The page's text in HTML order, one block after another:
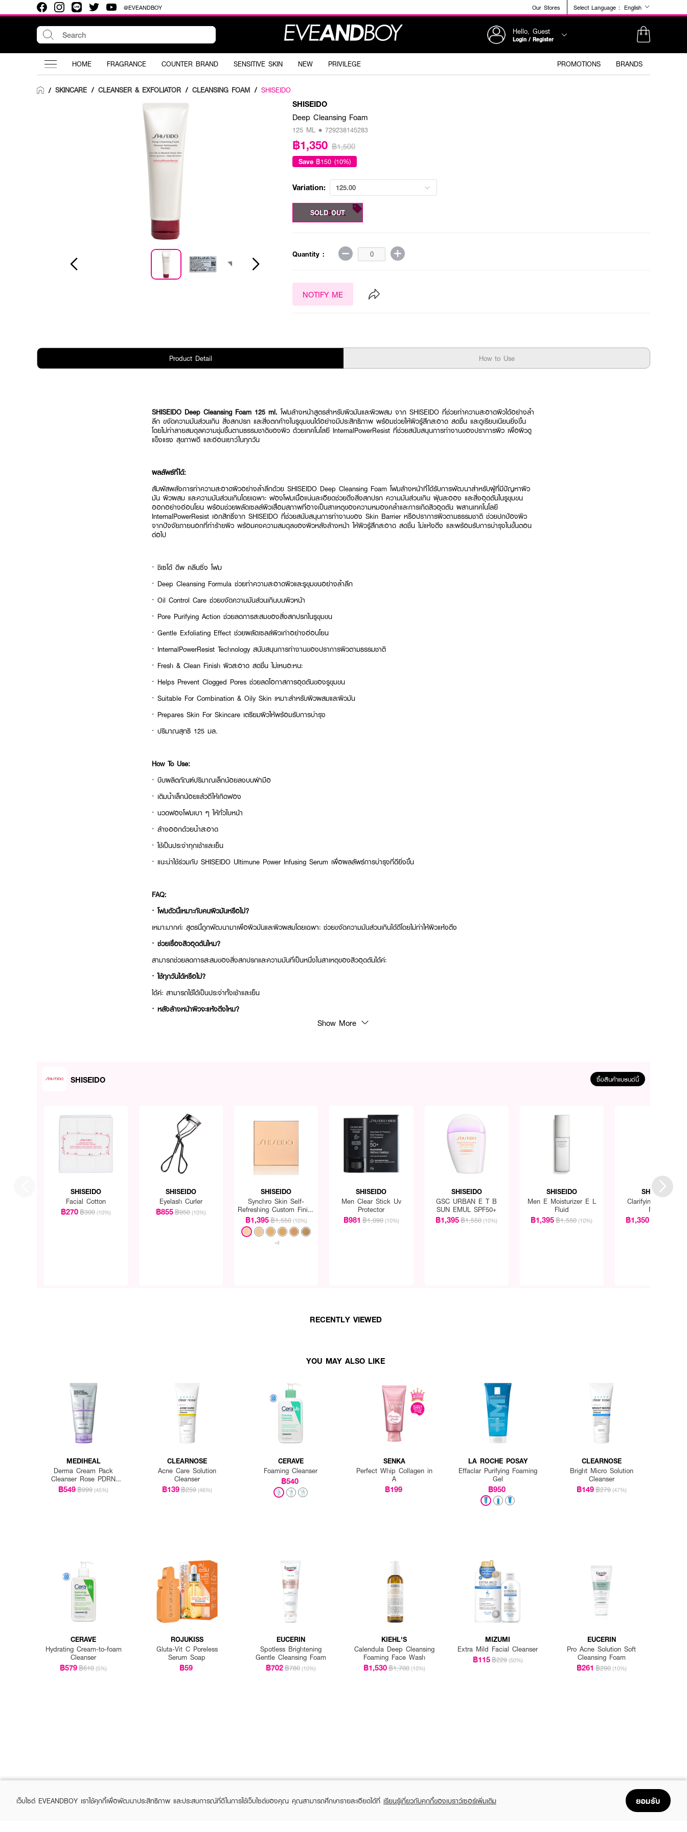
@EVEANDBOY Our Stores Select Language : English
Hello, Guest
Login / Register
HOME FRAGRANCE COUNTER BRAND SENSITIVE SKIN NEW PRIVILEGE PROMOTIONS BRANDS
/ SKINCARE / CLEANSER & EXFOLIATOR / CLEANSING FOAM / SHISEIDO
SHISEIDO
Deep Cleansing Foam
125 ML • 729238145283
฿1,350 ฿1,500
Save ฿150 (10%)
Variation: 125.00
125.00 ML
SOLD OUT
Quantity :
NOTIFY ME
Product Detail How to Use
SHISEIDO Deep Cleansing Foam 125 ml. โฟมล้างหน้าสูตรสำหรับผิวมันและผิวผสม จาก SHISEIDO ที่ช่วยทำความสะอาดผิวได้อย่างล้ำ
ลึก ขจัดความมันส่วนเกิน สิ่งสกปรก และสิ่งตกค้างในรูขุมขนได้อย่างมีประสิทธิภาพ พร้อมช่วยให้ผิวรู้สึกสะอาด สดชื่น และดูเรียบเนียนยิ่งขึ้น
โดยไม่ทำลายสมดุลความชุ่มชื้นตามธรรมชาติของผิว ด้วยเทคโนโลยี InternalPowerResist ที่ช่วยสนับสนุนการทำงานของปราการผิว เพื่อผิวดู
แข็งแรง สุขภาพดี และอ่อนเยาว์ในทุกวัน
ผลลัพธ์ที่ได้:
สัมผัสพลังการทำความสะอาดผิวอย่างล้ำลึกด้วย SHISEIDO Deep Cleansing Foam โฟมล้างหน้าที่ได้รับการพัฒนาสำหรับผู้ที่มีปัญหาผิว
มัน ผิวผสม และความมันส่วนเกินโดยเฉพาะ ฟองโฟมเนื้อแน่นละเอียดช่วยดึงสิ่งสกปรก ความมันส่วนเกิน ฝุ่นละออง และสิ่งอุดตันในรูขุมขน
ออกอย่างอ่อนโยน พร้อมช่วยผลัดเซลล์ผิวเสื่อมสภาพที่อาจเป็นสาเหตุของความหมองคล้ำและการเกิดสิวอุดตัน ผสานเทคโนโลยี
InternalPowerResist เอกสิทธิ์จาก SHISEIDO ที่ช่วยสนับสนุนการทำงานของ Skin Barrier หรือปราการผิวตามธรรมชาติ ช่วยปกป้องผิว
จากปัจจัยภายนอกที่ทำร้ายผิว พร้อมคงความสมดุลของผิวหลังล้างหน้า ให้ผิวรู้สึกสะอาด สดชื่น ไม่แห้งตึง และพร้อมรับการบำรุงในขั้นตอน
ต่อไป
· ชิเซโด้ ดีพ คลีนซิ่ง โฟม
· Deep Cleansing Formula ช่วยทำความสะอาดผิวและรูขุมขนอย่างล้ำลึก
· Oil Control Care ช่วยขจัดความมันส่วนเกินบนผิวหน้า
· Pore Purifying Action ช่วยลดการสะสมของสิ่งสกปรกในรูขุมขน
· Gentle Exfoliating Effect ช่วยผลัดเซลล์ผิวเก่าอย่างอ่อนโยน
· InternalPowerResist Technology สนับสนุนการทำงานของปราการผิวตามธรรมชาติ
· Fresh & Clean Finish ผิวสะอาด สดชื่น ไม่เหนอะหนะ
· Helps Prevent Clogged Pores ช่วยลดโอกาสการอุดตันของรูขุมขน
· Suitable For Combination & Oily Skin เหมาะสำหรับผิวผสมและผิวมัน
· Prepares Skin For Skincare เตรียมผิวให้พร้อมรับการบำรุง
· ปริมาณสุทธิ 125 มล.
How To Use:
· บีบผลิตภัณฑ์ปริมาณเล็กน้อยลงบนฝ่ามือ
· เติมน้ำเล็กน้อยแล้วตีให้เกิดฟอง
· นวดฟองโฟมเบา ๆ ให้ทั่วใบหน้า
· ล้างออกด้วยน้ำสะอาด
· ใช้เป็นประจำทุกเช้าและเย็น
· แนะนำใช้ร่วมกับ SHISEIDO Ultimune Power Infusing Serum เพื่อผลลัพธ์การบำรุงที่ดียิ่งขึ้น
FAQ:
· โฟมตัวนี้เหมาะกับคนผิวมันหรือไม่?
เหมาะมากค่ะ สูตรนี้ถูกพัฒนามาเพื่อผิวมันและผิวผสมโดยเฉพาะ ช่วยขจัดความมันส่วนเกินได้ดีโดยไม่ทำให้ผิวแห้งตึง
· ช่วยเรื่องสิวอุดตันไหม?
สามารถช่วยลดการสะสมของสิ่งสกปรกและความมันที่เป็นหนึ่งในสาเหตุของสิวอุดตันได้ค่ะ
· ใช้ทุกวันได้หรือไม่?
ได้ค่ะ สามารถใช้ได้เป็นประจำทั้งเช้าและเย็น
· หลังล้างหน้าผิวจะแห้งตึงไหม?
ไม่ค่ะ สูตรนี้ช่วยรักษาสมดุลความชุ่มชื้นของผิว ทำให้ผิวยังคงรู้สึกสบายหลังล้างหน้า
Show More
SHISEIDO ซื้อสินค้าแบรนด์นี้
SHISEIDO
Facial Cotton
฿270฿300 (10%)
SHISEIDO
Eyelash Curler
฿855฿950 (10%)
SHISEIDO
Synchro Skin Self-
Refreshing Custom Finish
Powder Foundation
(Refill)
฿1,395฿1,550 (10%)
+2
SHISEIDO
Men Clear Stick Uv
Protector
฿981 ฿1,090 (10%)
SHISEIDO
GSC URBAN E T B
SUN EMUL SPF50+
฿1,395฿1,550 (10%)
SHISEIDO
Men E Moisturizer E L
Fluid
฿1,395฿1,550 (10%)
SHISEIDO
Clarifying Cleansing
Foam
฿1,350
RECENTLY VIEWED
YOU MAY ALSO LIKE
MEDIHEAL
Derma Cream Pack
Cleanser Rose PDRN
[Pore Firming]
฿549฿999 (45%)
CLEARNOSE
Acne Care Solution
Cleanser
฿139฿259 (46%)
CERAVE
Foaming Cleanser
฿540
SENKA
Perfect Whip Collagen in
A
฿199
LA ROCHE POSAY
Effaclar Purifying Foaming
Gel
฿950
CLEARNOSE
Bright Micro Solution
Cleanser
฿149฿279 (47%)
CERAVE
Hydrating Cream-to-foam
Cleanser
฿579฿610 (5%)
ROJUKISS
Gluta-Vit C Poreless
Serum Soap
฿59
EUCERIN
Spotless Brightening
Gentle Cleansing Foam
฿702฿780 (10%)
KIEHL'S
Calendula Deep Cleansing
Foaming Face Wash
฿1,530฿1,700 (10%)
MIZUMI
Extra Mild Facial Cleanser
฿115฿229 (50%)
EUCERIN
Pro Acne Solution Soft
Cleansing Foam
฿261 ฿290 (10%)
เว็บไซต์ EVEANDBOY เราใช้คุกกี้เพื่อพัฒนาประสิทธิภาพ และประสบการณ์ที่ดีในการใช้เว็บไซต์ของคุณ คุณสามารถศึกษารายละเอียดได้ที่ เรียนรู้เกี่ยวกับคุกกี้ของเบราว์เซอร์เพิ่มเติม ยอมรับ